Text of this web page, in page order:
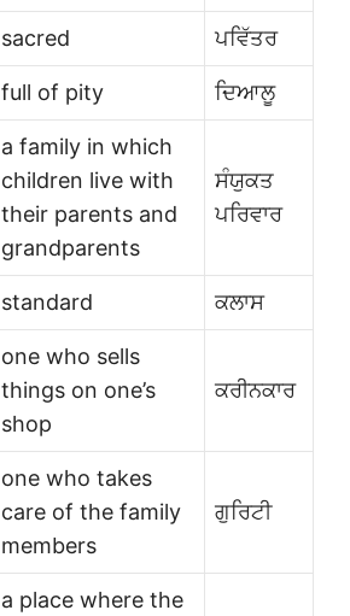
sacred ਪਵਿੱਤਰ
full of pity ਦਿਆਲੂ
a family in which
children live with
their parents and
grandparents
ਸੰਯੁਕਤ
ਪਰਿਵਾਰ
standard ਕਲਾਸ
one who sells
things on one’s
shop
ਕਰੀਨਕਾਰ
one who takes
care of the family
members
ਗੁਰਿਟੀ
a place where the